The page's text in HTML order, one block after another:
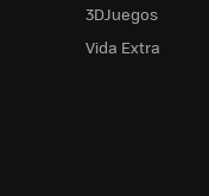
3DJuegos
Vida Extra